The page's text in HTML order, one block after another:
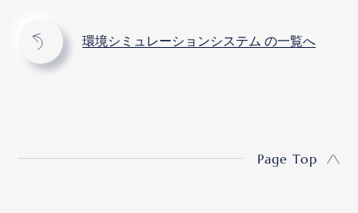
環境シミュレーションシステム の一覧へ
Page Top